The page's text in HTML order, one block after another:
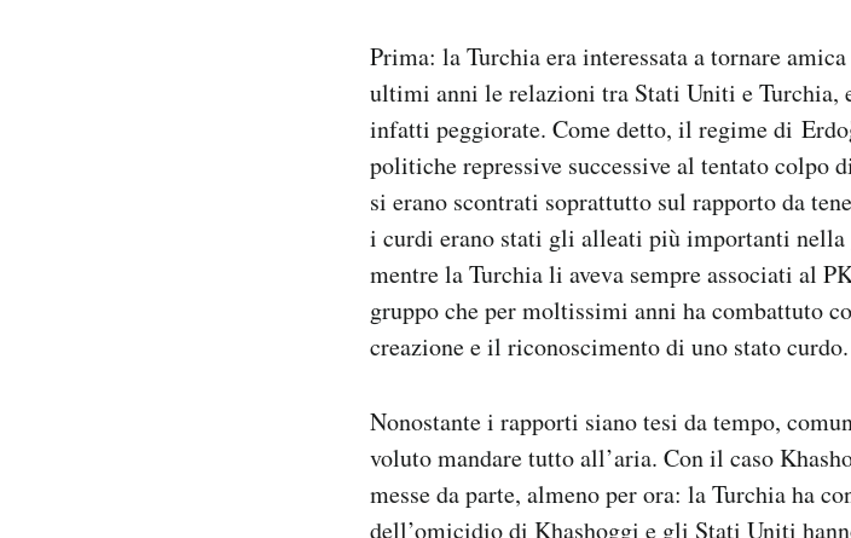
Prima: la Turchia era interessata a tornare
ultimi anni le relazioni tra Stati Uniti e Turchia,
infatti peggiorate. Come detto, il regime di
politiche repressive successive al tentato colpo
si erano scontrati soprattutto sul rapporto da
i curdi erano stati gli alleati più importanti
mentre la Turchia li aveva sempre associati al
gruppo che per moltissimi anni ha combattuto
creazione e il riconoscimento di uno stato curdo.
Nonostante i rapporti siano tesi da tempo,
voluto mandare tutto all’aria. Con il caso
messe da parte, almeno per ora: la Turchia ha
dell’omicidio di Khashoggi e gli Stati Uniti